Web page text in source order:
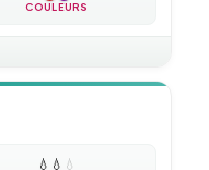
COULEURS
💧 💧 💧